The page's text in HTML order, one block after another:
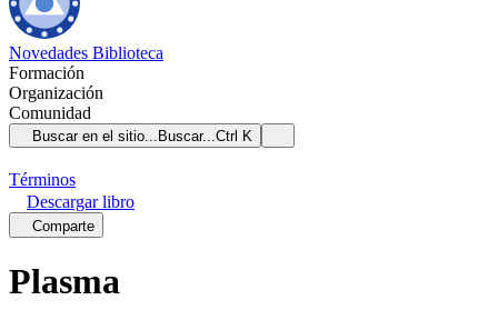
Novedades Biblioteca
Formación
Organización
Comunidad
Buscar en el sitio... Buscar...Ctrl K
Términos
Descargarlibro
Comparte
Plasma